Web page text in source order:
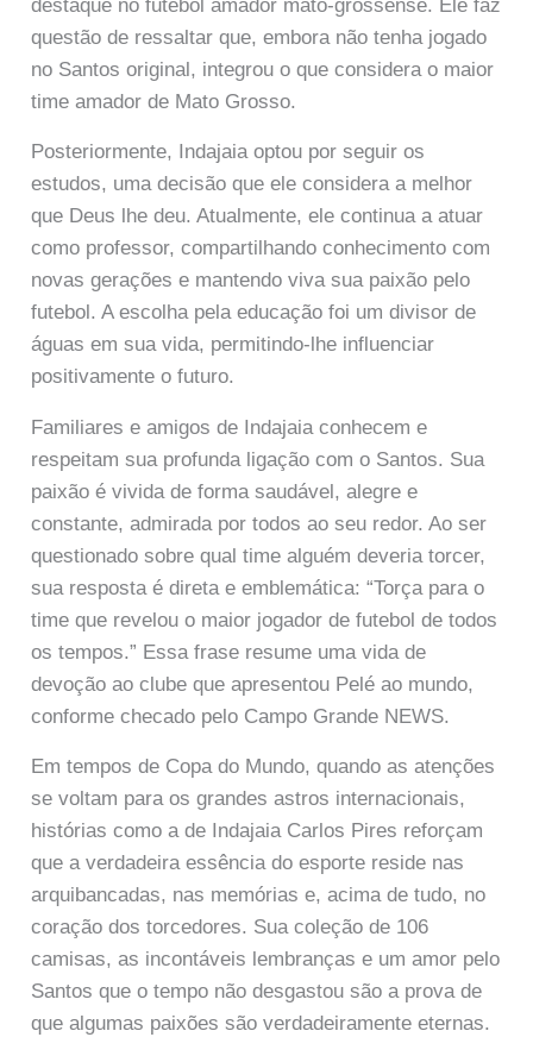
destaque no futebol amador mato-grossense. Ele faz
questão de ressaltar que, embora não tenha jogado
no Santos original, integrou o que considera o maior
time amador de Mato Grosso.
Posteriormente, Indajaia optou por seguir os
estudos, uma decisão que ele considera a melhor
que Deus lhe deu. Atualmente, ele continua a atuar
como professor, compartilhando conhecimento com
novas gerações e mantendo viva sua paixão pelo
futebol. A escolha pela educação foi um divisor de
águas em sua vida, permitindo-lhe influenciar
positivamente o futuro.
Familiares e amigos de Indajaia conhecem e
respeitam sua profunda ligação com o Santos. Sua
paixão é vivida de forma saudável, alegre e
constante, admirada por todos ao seu redor. Ao ser
questionado sobre qual time alguém deveria torcer,
sua resposta é direta e emblemática: “Torça para o
time que revelou o maior jogador de futebol de todos
os tempos.” Essa frase resume uma vida de
devoção ao clube que apresentou Pelé ao mundo,
conforme checado pelo Campo Grande NEWS.
Em tempos de Copa do Mundo, quando as atenções
se voltam para os grandes astros internacionais,
histórias como a de Indajaia Carlos Pires reforçam
que a verdadeira essência do esporte reside nas
arquibancadas, nas memórias e, acima de tudo, no
coração dos torcedores. Sua coleção de 106
camisas, as incontáveis lembranças e um amor pelo
Santos que o tempo não desgastou são a prova de
que algumas paixões são verdadeiramente eternas.